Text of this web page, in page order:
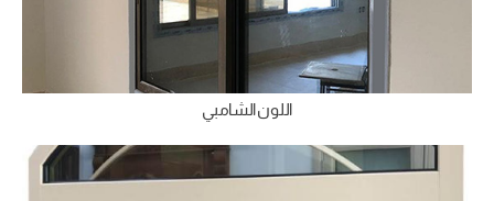
اللون الشامبي